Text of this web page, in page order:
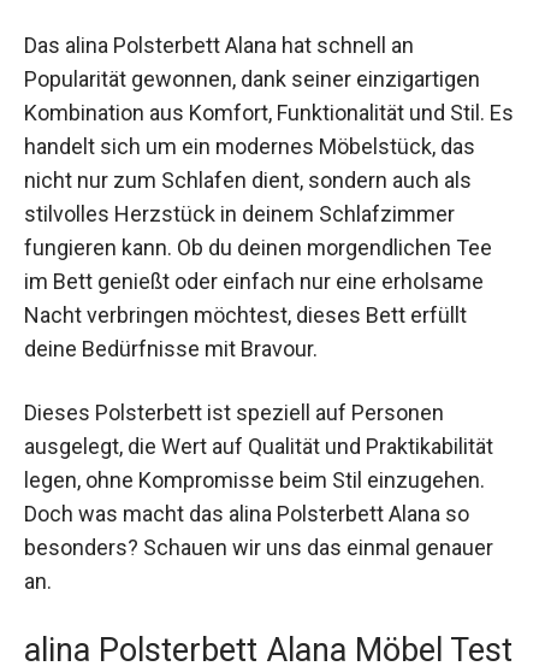
Das alina Polsterbett Alana hat schnell an
Popularität gewonnen, dank seiner einzigartigen
Kombination aus Komfort, Funktionalität und Stil. Es
handelt sich um ein modernes Möbelstück, das
nicht nur zum Schlafen dient, sondern auch als
stilvolles Herzstück in deinem Schlafzimmer
fungieren kann. Ob du deinen morgendlichen Tee
im Bett genießt oder einfach nur eine erholsame
Nacht verbringen möchtest, dieses Bett erfüllt
deine Bedürfnisse mit Bravour.
Dieses Polsterbett ist speziell auf Personen
ausgelegt, die Wert auf Qualität und Praktikabilität
legen, ohne Kompromisse beim Stil einzugehen.
Doch was macht das alina Polsterbett Alana so
besonders? Schauen wir uns das einmal genauer
an.
alina Polsterbett Alana Möbel Test